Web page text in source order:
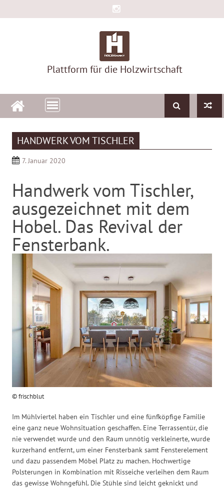
to
Plattform für die Holzwirtschaft
HANDWERK VOM TISCHLER
7. Januar 2020
Handwerk vom Tischler,
ausgezeichnet mit dem
Hobel. Das Revival der
Fensterbank.
© frischblut
Im Mühlviertel haben ein Tischler und eine fünfköpfige Familie
eine ganz neue Wohnsituation geschaffen. Eine Terrassentür, die
nie verwendet wurde und den Raum unnötig verkleinerte, wurde
kurzerhand entfernt, um einer Fensterbank samt Fensterelement
und dazu passendem Möbel Platz zu machen. Hochwertige
Polsterungen in Kombination mit Risseiche verleihen dem Raum
das gewisse Wohngefühl. Die Stühle sind leicht geknickt und